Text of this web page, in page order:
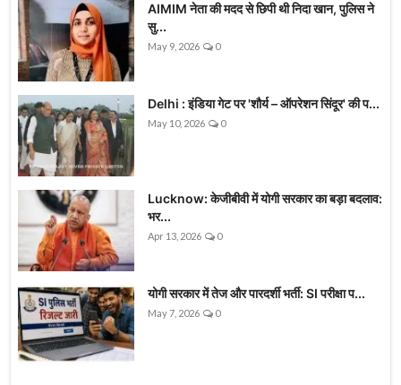
AIMIM नेता की मदद से छिपी थी निदा खान, पुलिस ने
सु...
May 9, 2026 0
Delhi : इंडिया गेट पर 'शौर्य – ऑपरेशन सिंदूर' की प...
May 10, 2026 0
Lucknow: केजीबीवी में योगी सरकार का बड़ा बदलाव:
भर...
Apr 13, 2026 0
योगी सरकार में तेज और पारदर्शी भर्ती: SI परीक्षा प...
May 7, 2026 0